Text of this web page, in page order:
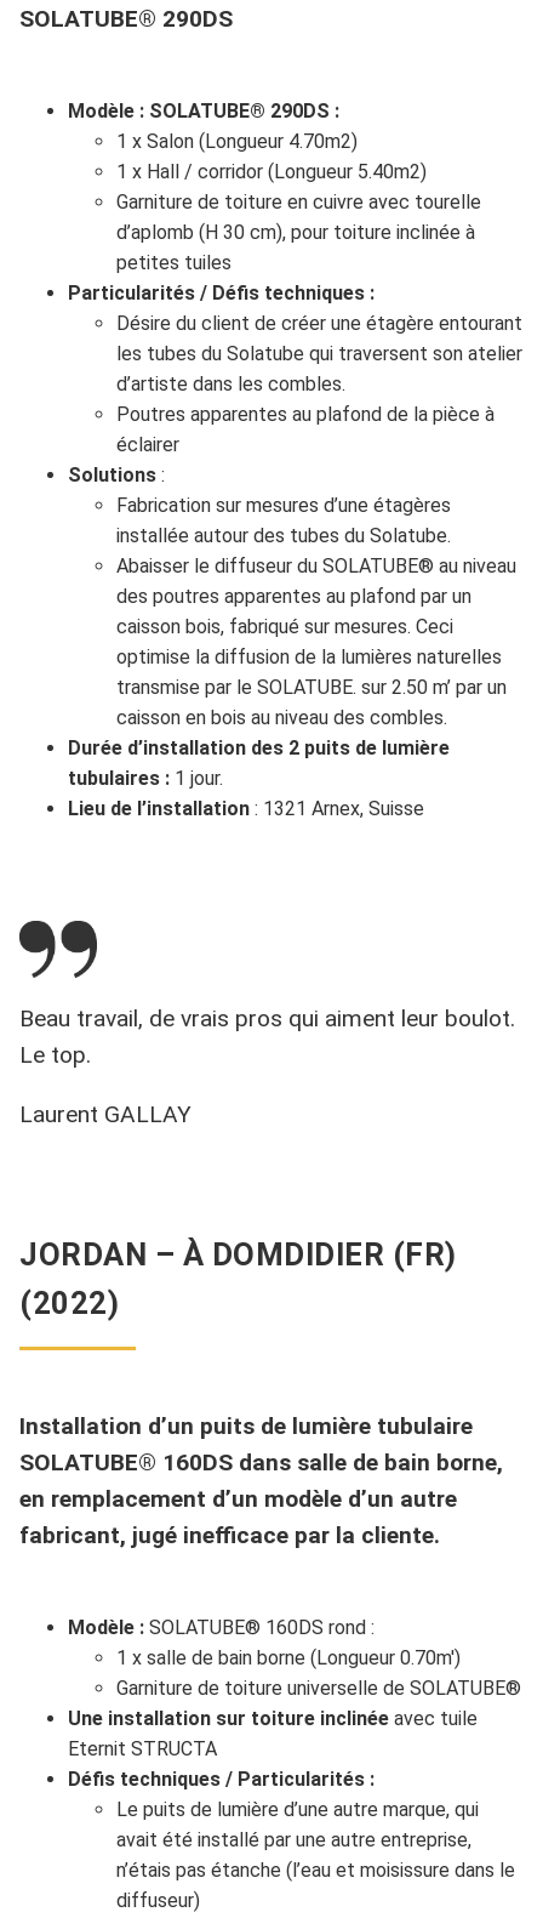
SOLATUBE® 290DS
Modèle : SOLATUBE® 290DS :
1 x Salon (Longueur 4.70m2)
1 x Hall / corridor (Longueur 5.40m2)
Garniture de toiture en cuivre avec tourelle
d’aplomb (H 30 cm), pour toiture inclinée à
petites tuiles
Particularités / Défis techniques :
Désire du client de créer une étagère entourant
les tubes du Solatube qui traversent son atelier
d’artiste dans les combles.
Poutres apparentes au plafond de la pièce à
éclairer
Solutions :
Fabrication sur mesures d’une étagères
installée autour des tubes du Solatube.
Abaisser le diffuseur du SOLATUBE® au niveau
des poutres apparentes au plafond par un
caisson bois, fabriqué sur mesures. Ceci
optimise la diffusion de la lumières naturelles
transmise par le SOLATUBE. sur 2.50 m’ par un
caisson en bois au niveau des combles.
Durée d’installation des 2 puits de lumière
tubulaires : 1 jour.
Lieu de l’installation : 1321 Arnex, Suisse
Beau travail, de vrais pros qui aiment leur boulot.
Le top.
Laurent GALLAY
JORDAN – À DOMDIDIER (FR)
(2022)
Installation d’un puits de lumière tubulaire
SOLATUBE® 160DS dans salle de bain borne,
en remplacement d’un modèle d’un autre
fabricant, jugé inefficace par la cliente.
Modèle : SOLATUBE® 160DS rond :
1 x salle de bain borne (Longueur 0.70m')
Garniture de toiture universelle de SOLATUBE®
Une installation sur toiture inclinée avec tuile
Eternit STRUCTA
Défis techniques / Particularités :
Le puits de lumière d’une autre marque, qui
avait été installé par une autre entreprise,
n’étais pas étanche (l’eau et moisissure dans le
diffuseur)